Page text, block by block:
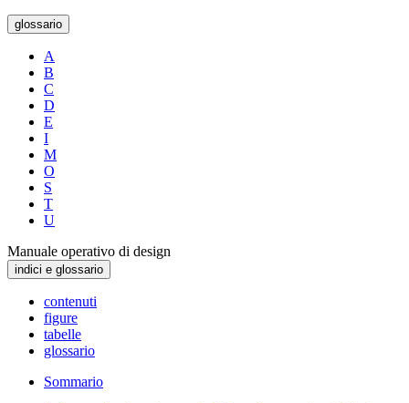
glossario
A
B
C
D
E
I
M
O
S
T
U
Manuale operativo di design
indici e glossario
contenuti
figure
tabelle
glossario
Sommario